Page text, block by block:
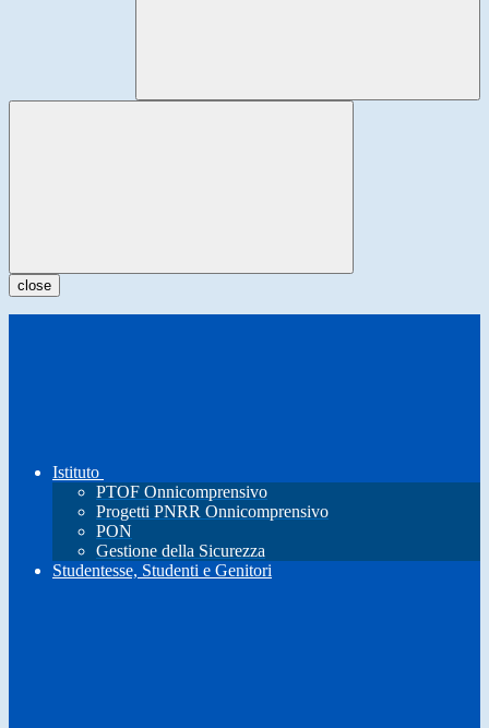
close
Istituto
PTOF Onnicomprensivo
Progetti PNRR Onnicomprensivo
PON
Gestione della Sicurezza
Studentesse, Studenti e Genitori